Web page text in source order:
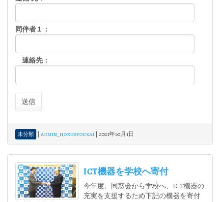
同伴者１：
連絡先：
未分類 | admin_hokusyoukai | 2021年10月1日
ICT機器を学校へ寄付
今年度、同窓会から学校へ、ICT機器の
充実を支援するため下記の機器を寄付